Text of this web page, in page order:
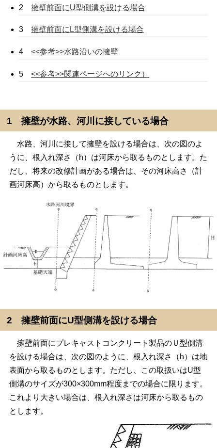
2擁壁前面にU型側溝を設ける場合
3擁壁前面にL型側溝を設ける場合
4<<参考>>水路沿いの擁壁
5<<参考>>関連ページへのリンク）
1 擁壁が水路、河川に接している場合
水路、河川に接して擁壁を設ける場合は、次の図のよ
うに、根入れ深さ（h）は河床から取るものとします。た
だし、将来の改修計画がある場合は、その河床高さ（計
画河床高）から取るものとします。
2 擁壁前面にU型側溝を設ける場合
擁壁前面にプレキャストコンクリート製品のＵ型側溝
を設ける場合は、次の図のように、根入れ深さ（h）は地
表面から取るものとします。ただし、この取扱いはU型
側溝のサイズが300×300mm程度までの場合に限ります。
これより大きい場合は、根入れ深さは河床から取るもの
とします。